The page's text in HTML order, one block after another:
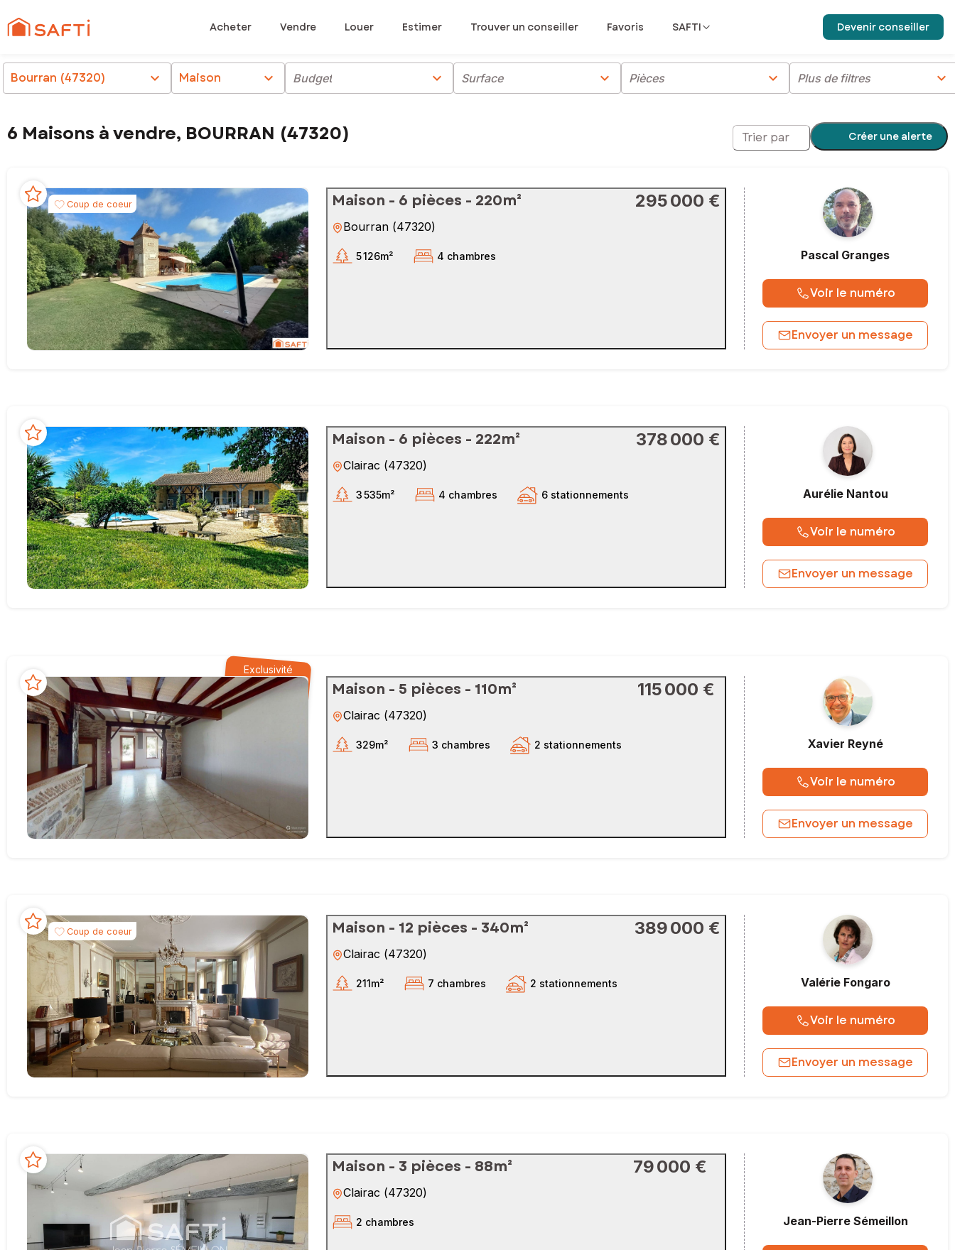
Acheter Vendre Louer Estimer Trouver un conseiller Favoris SAFTI Devenir conseiller
Bourran (47320) chevron_right Maison chevron_right Budget chevron_right Surface chevron_right Pièces chevron_right Plus de filtres chevron_right
6 Maisons à vendre, BOURRAN (47320) Trier par Créer une alerte
Coup de coeur Maison - 6 pièces - 220m² 295 000 €
Bourran (47320)
5 126m² 4 chambres Pascal Granges
Voir le numéro
Envoyer un message
Maison - 6 pièces - 222m² 378 000 €
Clairac (47320)
3 535m² 4 chambres 6 stationnements Aurélie Nantou
Voir le numéro
Envoyer un message
Exclusivité
Maison - 5 pièces - 110m² 115 000 €
Clairac (47320)
329m² 3 chambres 2 stationnements Xavier Reyné
Voir le numéro
Envoyer un message
Coup de coeur Maison - 12 pièces - 340m² 389 000 €
Clairac (47320)
211m² 7 chambres 2 stationnements Valérie Fongaro
Voir le numéro
Envoyer un message
Maison - 3 pièces - 88m² 79 000 €
Clairac (47320)
2 chambres Jean-Pierre Sémeillon